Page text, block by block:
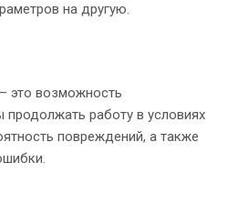
на другую.
это возможность
работу в условиях
повреждений, а также